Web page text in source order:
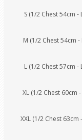
S (1/2 Chest 54cm
M (1/2 Chest 54cm
L (1/2 Chest 57cm
XL (1/2 Chest 60cm
XXL (1/2 Chest